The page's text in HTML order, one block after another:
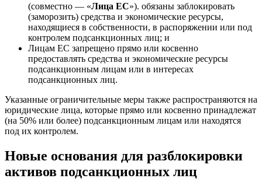
(совместно — «Лица ЕС»). обязаны заблокировать
(заморозить) средства и экономические ресурсы,
находящиеся в собственности, в распоряжении или под
контролем подсанкционных лиц; и
Лицам ЕС запрещено прямо или косвенно
предоставлять средства и экономические ресурсы
подсанкционным лицам или в интересах
подсанкционных лиц.
Указанные ограничительные меры также распространяются на
юридические лица, которые прямо или косвенно принадлежат
(на 50% или более) подсанкционным лицам или находятся
под их контролем.
Новые основания для разблокировки
активов подсанкционных лиц